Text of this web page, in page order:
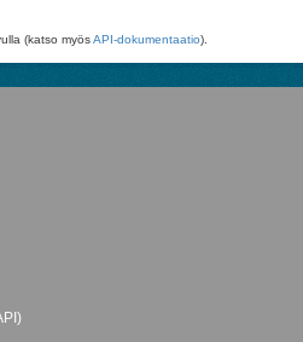
(katso myösAPI-dokumentaatio).